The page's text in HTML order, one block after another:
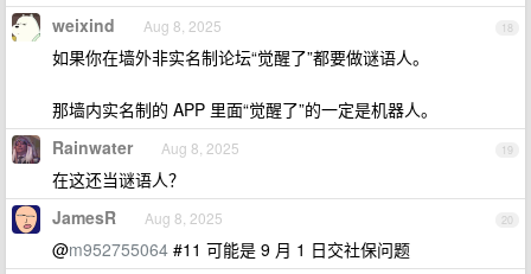
18
weixind Aug 8, 2025
如果你在墙外非实名制论坛“觉醒了”都要做谜语人。
那墙内实名制的 APP 里面“觉醒了”的一定是机器人。
19
Rainwater Aug 8, 2025
在这还当谜语人？
20
JamesR Aug 8, 2025
@m952755064 #11 可能是 9 月 1 日交社保问题